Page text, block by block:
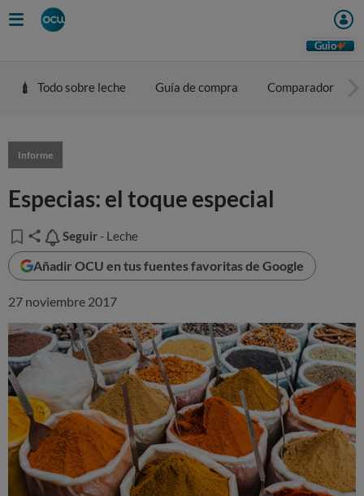
Guio
Todo sobre leche Guía de compra Comparador
Informe
Especias: el toque especial
Seguir
Seguir - Leche
Añadir OCU en tus fuentes favoritas de Google
27 noviembre 2017